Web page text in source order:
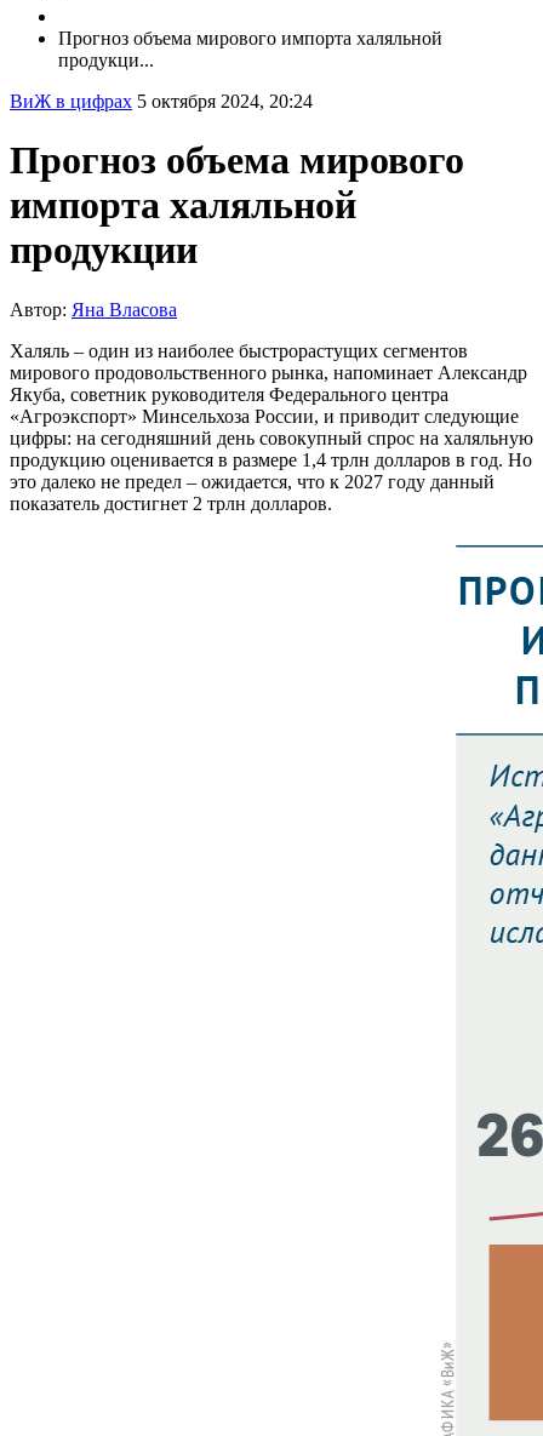
Прогноз объема мирового импорта халяльной
продукци...
ВиЖ в цифрах 5 октября 2024, 20:24
Прогноз объема мирового
импорта халяльной
продукции
Автор: Яна Власова
Халяль – один из наиболее быстрорастущих сегментов
мирового продовольственного рынка, напоминает Александр
Якуба, советник руководителя Федерального центра
«Агроэкспорт» Минсельхоза России, и приводит следующие
цифры: на сегодняшний день совокупный спрос на халяльную
продукцию оценивается в размере 1,4 трлн долларов в год. Но
это далеко не предел – ожидается, что к 2027 году данный
показатель достигнет 2 трлн долларов.